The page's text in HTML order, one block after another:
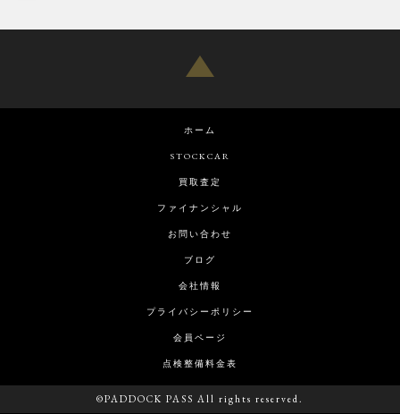
ホーム
STOCKCAR
買取査定
ファイナンシャル
お問い合わせ
ブログ
会社情報
プライバシーポリシー
会員ページ
点検整備料金表
©PADDOCK PASS All rights reserved.